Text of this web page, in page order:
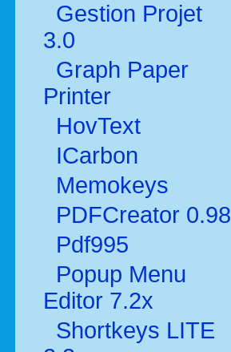
Gestion Projet
3.0
Graph Paper
Printer
HovText
ICarbon
Memokeys
PDFCreator 0.98
Pdf995
Popup Menu
Editor 7.2x
Shortkeys LITE